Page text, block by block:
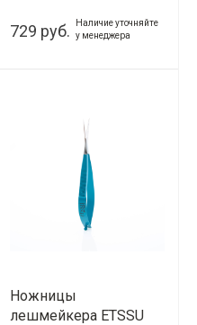
729 руб.
Наличие уточняйте
у менеджера
Ножницы
лешмейкера ETSSU